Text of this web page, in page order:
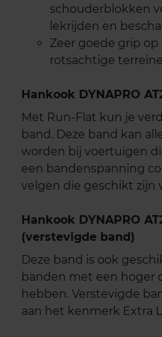
schouderblokken
lekrijden en
Zeer goede grip
rotsachtige
Hankook DYNAPRO
Met Run-Flat kun je
band. Deze band kan
worden bij voertuigen
een bandenspanning
velgen die geschikt zijn
Hankook DYNAPRO
(verstevigde band)
Deze band is ook
banden met een hoger
hebben. Verstevigde
aan het kenmerk Extra